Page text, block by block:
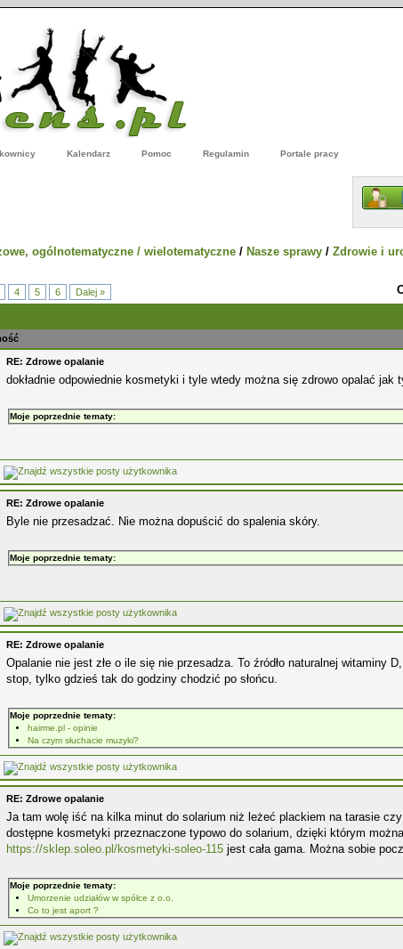
Kalendarz Pomoc Regulamin Portale pracy
ogólnotematyczne / wielotematyczne / Nasze sprawy / Zdrowie i
4 5 6 Dalej »
RE: Zdrowe opalanie
dokładnie odpowiednie kosmetyki i tyle wtedy można się zdrowo opalać jak
Moje poprzednie tematy:
RE: Zdrowe opalanie
Byle nie przesadzać. Nie można dopuścić do spalenia skóry.
Moje poprzednie tematy:
RE: Zdrowe opalanie
Opalanie nie jest złe o ile się nie przesadza. To źródło naturalnej witaminy
stop, tylko gdzieś tak do godziny chodzić po słońcu.
Moje poprzednie tematy:
hairme.pl - opinie
Na czym słuchacie muzyki?
RE: Zdrowe opalanie
Ja tam wolę iść na kilka minut do solarium niż leżeć plackiem na tarasie
dostępne kosmetyki przeznaczone typowo do solarium, dzięki którym
https://sklep.soleo.pl/kosmetyki-soleo-115 jest cała gama. Można sobie
Moje poprzednie tematy:
Umorzenie udziałów w spółce z o.o.
Co to jest aport ?